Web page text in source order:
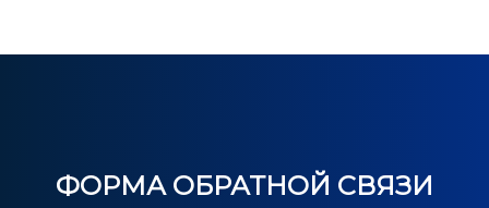
ФОРМА ОБРАТНОЙ СВЯЗИ